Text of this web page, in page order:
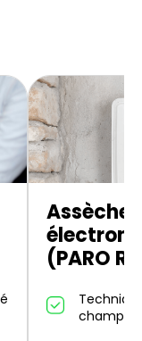
(PARO
champ